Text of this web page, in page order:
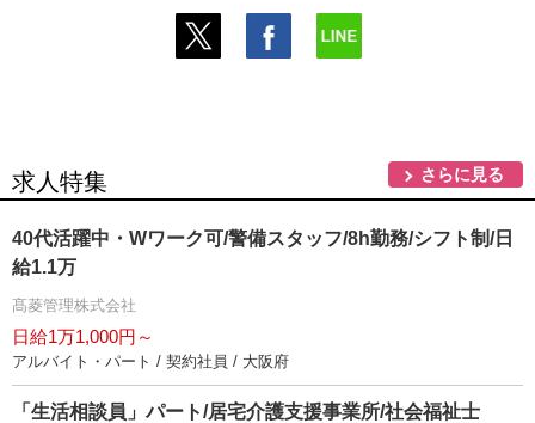
求人特集 さらに見る
40代活躍中・Wワーク可/警備スタッフ/8h勤務/シフト制/日
給1.1万
髙菱管理株式会社
日給1万1,000円～
アルバイト・パート / 契約社員 / 大阪府
「生活相談員」パート/居宅介護支援事業所/社会福祉士